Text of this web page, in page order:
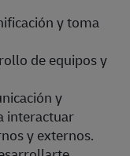
y toma
de equipos y
y
interactuar
y externos.